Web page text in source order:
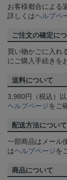
お客様都合による
詳しくはヘルプペ
ご注文の確定に
買い物かごに入れ
にご購入手続きを
送料について
3,980円（税込）
ヘルプページをご
配送方法について
一部商品はメール
はヘルプページを
商品について